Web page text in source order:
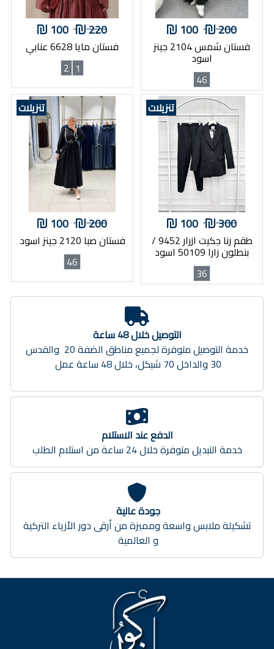
200
100
فستان شمس 2104 جينز
اسود
46
220
100
فستان مايا 6628 عنابي
1
2
تنزيلات
300
100
طقم رنا جكيت ازرار 9452 /
بنطلون زارا 50109 اسود
36
تنزيلات
200
100
فستان صبا 2120 جينز اسود
46
التوصيل خلال 48 ساعة
خدمة التوصيل متوفرة لجميع مناطق الضفة 20 والقدس
30 والداخل 70 شيكل، خلال 48 ساعة عمل
الدفع عند الاستلام
خدمة التبديل متوفرة خلال 24 ساعة من استلام الطلب
جودة عالية
تشكيلة ملابس واسعة ومميزة من أرقى دور الأزياء التركية
و العالمية